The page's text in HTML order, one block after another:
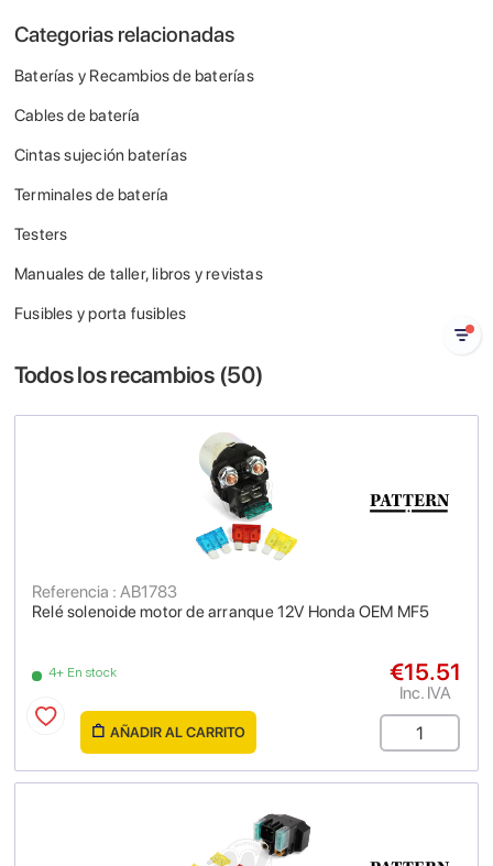
Categorias relacionadas
Baterías y Recambios de baterías
Cables de batería
Cintas sujeción baterías
Terminales de batería
Testers
Manuales de taller, libros y revistas
Fusibles y porta fusibles
Todos los recambios (50)
Relé solenoide motor de arranque 12V Honda OEM MF5
Referencia : AB1783
4+ En stock €15.51
Inc. IVA
AÑADIR AL CARRITO